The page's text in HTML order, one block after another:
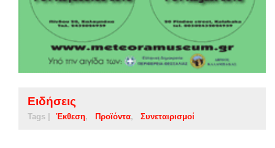
Ειδήσεις
Tags | Έκθεση Προϊόντα Συνεταιρισμοί